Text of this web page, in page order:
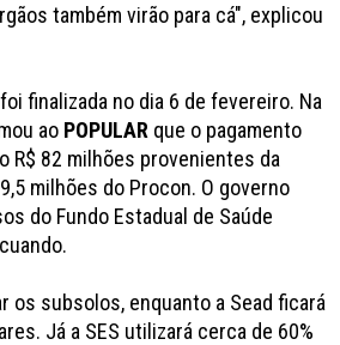
também virão para cá", explicou
finalizada no dia 6 de fevereiro. Na
ao POPULAR que o pagamento
R$ 82 milhões provenientes da
milhões do Procon. O governo
do Fundo Estadual de Saúde
os subsolos, enquanto a Sead ficará
Já a SES utilizará cerca de 60%